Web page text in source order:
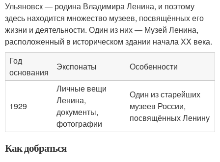
Ульяновск — родина Владимира Ленина, и поэтому
здесь находится множество музеев, посвящённых его
жизни и деятельности. Один из них — Музей Ленина,
расположенный в историческом здании начала XX века.
Год
основания
Экспонаты Особенности
1929
Личные вещи
Ленина,
документы,
фотографии
Один из старейших
музеев России,
посвящённых Ленину
Как добраться